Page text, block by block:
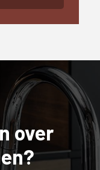
over